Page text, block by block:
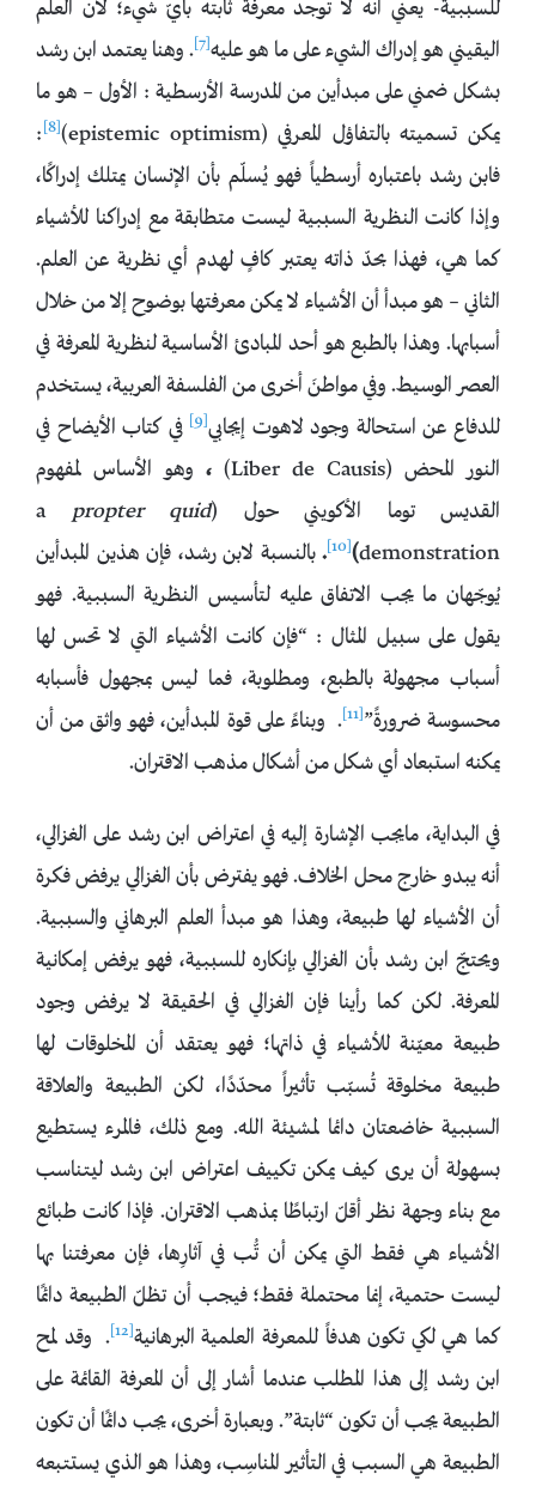
للسببية- يعني أنه لا توجد معرفة ثابته بأيّ شيء؛ لأن العلم
اليقيني هو إدراك الشيء على ما هو عليه[7] . وهنا يعتمد ابن رشد
بشكل ضمني على مبدأين من المدرسة الأرسطية : الأول – هو ما
يمكن تسميته بالتفاؤل المعرفي (epistemic optimism)
[8]
:
فابن رشد باعتباره أرسطياً فهو يُسلّم بأن الإنسان يمتلك إدراكًا،
وإذا كانت النظرية السببية ليست متطابقة مع إدراكنا للأشياء
كما هي، فهذا بحدّ ذاته يعتبر كافٍ لهدم أي نظرية عن العلم.
الثاني – هو مبدأ أن الأشياء لا يمكن معرفتها بوضوح إلا من خلال
أسبابها. وهذا بالطبع هو أحد المبادئ الأساسية لنظرية المعرفة في
العصر الوسيط. وفي مواطنَ أخرى من الفلسفة العربية، يستخدم
للدفاع عن استحالة وجود لاهوت إيجابي[9]
في كتاب الأيضاح في
النور المحض (Liber de Causis)
، وهو الأساس لمفهوم
القديس توما الأكويني حول (apropter quid
demonstration
)
[10]
. بالنسبة لابن رشد، فإن هذين المبدأين
يُوجّهان ما يجب الاتفاق عليه لتأسيس النظرية السببية. فهو
يقول على سبيل المثال : “فإن كانت الأشياء التي لا تحس لها
أسباب مجهولة بالطبع، ومطلوبة، فما ليس بمجهول فأسبابه
محسوسة ضرورةً”[11]
. وبناءً على قوة المبدأين، فهو واثق من أن
يمكنه استبعاد أي شكل من أشكال مذهب الاقتران.
في البداية، مايجب الإشارة إليه في اعتراض ابن رشد على الغزالي،
أنه يبدو خارج محل الخلاف. فهو يفترض بأن الغزالي يرفض فكرة
أن الأشياء لها طبيعة، وهذا هو مبدأ العلم البرهاني والسببية.
ويحتجّ ابن رشد بأن الغزالي بإنكاره للسببية، فهو يرفض إمكانية
المعرفة. لكن كما رأينا فإن الغزالي في الحقيقة لا يرفض وجود
طبيعة معيّنة للأشياء في ذاتها؛ فهو يعتقد أن المخلوقات لها
طبيعة مخلوقة تُسبّب تأثيراً محدّدًا، لكن الطبيعة والعلاقة
السببية خاضعتان دائما لمشيئة الله. ومع ذلك، فالمرء يستطيع
بسهولة أن يرى كيف يمكن تكييف اعتراض ابن رشد ليتناسب
مع بناء وجهة نظر أقلّ ارتباطًا بمذهب الاقتران. فإذا كانت طبائع
الأشياء هي فقط التي يمكن أن تُّب في آثارِها، فإن معرفتنا بها
ليست حتمية، إنما محتملة فقط؛ فيجب أن تظلّ الطبيعة دائمًا
كما هي لكي تكون هدفاً للمعرفة العلمية البرهانية[12]
. وقد لمح
ابن رشد إلى هذا المطلب عندما أشار إلى أن المعرفة القائمة على
الطبيعة يجب أن تكون “ثابتة”. وبعبارة أخرى، يجب دائمًا أن تكون
الطبيعة هي السبب في التأثير المناسِب، وهذا هو الذي يستتبعه